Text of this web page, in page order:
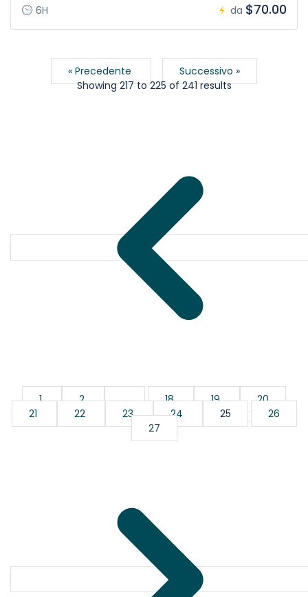
6H da $70.00
« Precedente
Successivo »
Showing217to225of241results
1 2 ... 18 19
20
21
22 23 24 25
26
27